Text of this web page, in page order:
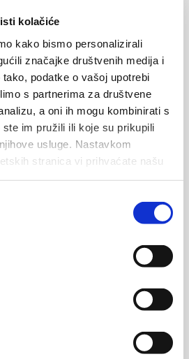
kolačiće
kako bismo personalizirali
značajke društvenih medija i
podatke o vašoj upotrebi
s partnerima za društvene
a oni ih mogu kombinirati s
im pružili ili koje su prikupili
usluge. Nastavkom
stranica vi prihvaćate našu